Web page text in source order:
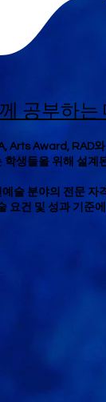
공부하는
Arts Award, RAD
학생들을 위해 설계
술 분야의 전문 자
요건 및 성과 기준